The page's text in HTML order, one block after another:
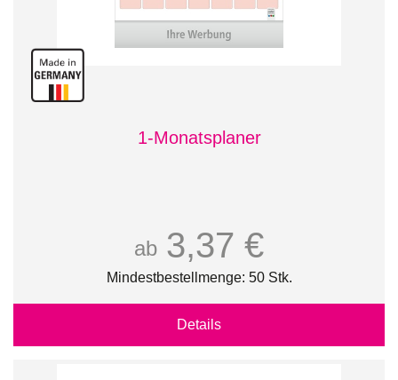
1-Monatsplaner
ab 3,37 €
Mindestbestellmenge: 50 Stk.
Details